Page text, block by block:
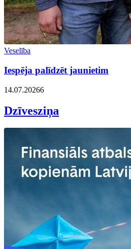
Veselība
Iespēja palīdzēt jaunietim
14.07.20266
Dzīvesziņa